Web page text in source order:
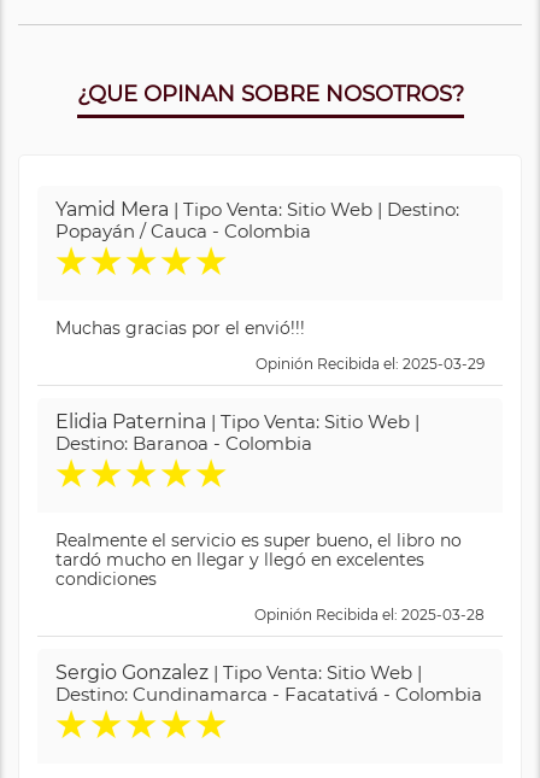
¿QUE OPINAN SOBRE NOSOTROS?
Yamid Mera | Tipo Venta: Sitio Web | Destino:
Popayán / Cauca - Colombia
★★★★★
Muchas gracias por el envió!!!
Opinión Recibida el: 2025-03-29
Elidia Paternina | Tipo Venta: Sitio Web |
Destino: Baranoa - Colombia
★★★★★
Realmente el servicio es super bueno, el libro no
tardó mucho en llegar y llegó en excelentes
condiciones
Opinión Recibida el: 2025-03-28
Sergio Gonzalez | Tipo Venta: Sitio Web |
Destino: Cundinamarca - Facatativá - Colombia
★★★★★